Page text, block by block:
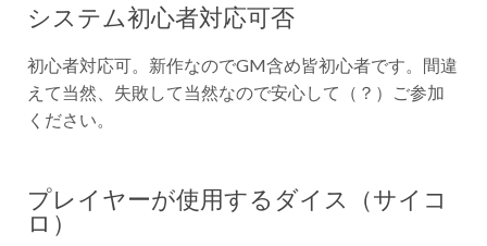
システム初心者対応可否
初心者対応可。新作なのでGM含め皆初心者です。間違
えて当然、失敗して当然なので安心して（？）ご参加
ください。
プレイヤーが使用するダイス（サイコ
ロ）